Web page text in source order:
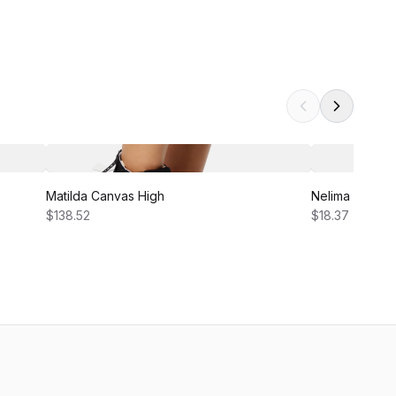
Matilda Canvas High
$138.52
Nelima Dress
$18.37